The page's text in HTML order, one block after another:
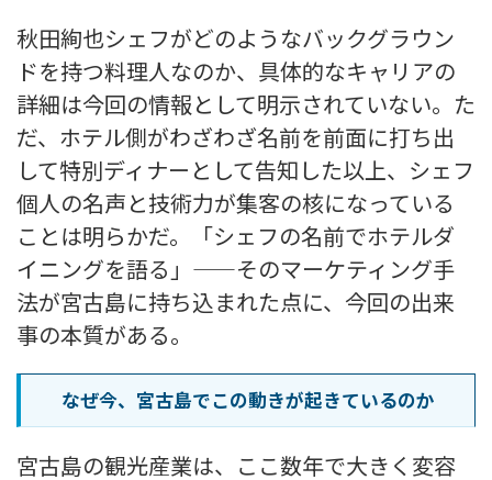
秋田絢也シェフがどのようなバックグラウン
ドを持つ料理人なのか、具体的なキャリアの
詳細は今回の情報として明示されていない。た
だ、ホテル側がわざわざ名前を前面に打ち出
して特別ディナーとして告知した以上、シェフ
個人の名声と技術力が集客の核になっている
ことは明らかだ。「シェフの名前でホテルダ
イニングを語る」——そのマーケティング手
法が宮古島に持ち込まれた点に、今回の出来
事の本質がある。
なぜ今、宮古島でこの動きが起きているのか
宮古島の観光産業は、ここ数年で大きく変容